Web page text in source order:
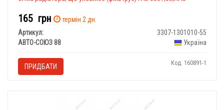
165 грн
термін 2 дн.
Артикул:
3307-1301010-55
АВТО-СОЮЗ 88
Україна
ПРИДБАТИ Код: 160891-1